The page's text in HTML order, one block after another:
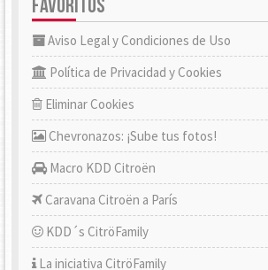
FAVORITOS
Aviso Legal y Condiciones de Uso
Política de Privacidad y Cookies
Eliminar Cookies
Chevronazos: ¡Sube tus fotos!
Macro KDD Citroën
Caravana Citroën a París
KDD´s CitröFamily
La iniciativa CitröFamily